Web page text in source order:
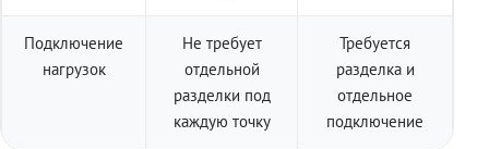
Подключение
нагрузок
Не требует
отдельной
разделки под
каждую точку
Требуется
разделка и
отдельное
подключение